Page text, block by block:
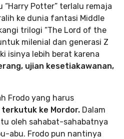
“Harry Potter” terlalu remaja
ke dunia fantasi Middle
trilogi “The Lord of the
milenial dan generasi Z
isinya lebih berat karena
ujian kesetiakawanan,
Frodo yang harus
ke Mordor. Dalam
oleh sahabat-sahabatnya
abu. Frodo pun nantinya